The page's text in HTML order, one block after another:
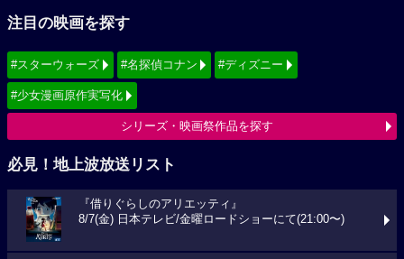
注目の映画を探す
#スターウォーズ #名探偵コナン #ディズニー
#少女漫画原作実写化
シリーズ・映画祭作品を探す
必見！地上波放送リスト
『借りぐらしのアリエッティ』
8/7(金) 日本テレビ/金曜ロードショーにて(21:00〜)